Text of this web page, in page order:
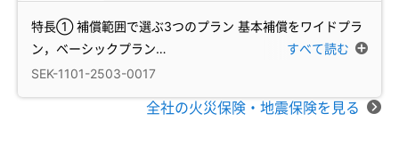
特長① 補償範囲で選ぶ3つのプラン 基本補償をワイドプラ
ン，ベーシックプラン…
すべて読む
SEK-1101-2503-0017
全社の火災保険・地震保険を見る